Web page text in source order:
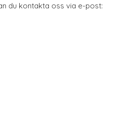
du kontakta oss via e-post: